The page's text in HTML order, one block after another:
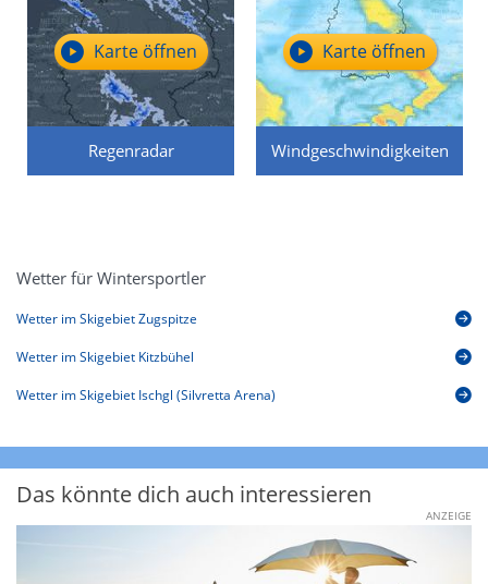
Regenradar
Karte öffnen
Windgeschwindigkeiten
Karte öffnen
Wetter für Wintersportler
Wetter im Skigebiet Zugspitze
Wetter im Skigebiet Kitzbühel
Wetter im Skigebiet Ischgl (Silvretta Arena)
Das könnte dich auch interessieren
ANZEIGE